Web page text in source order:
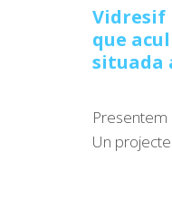
Vidresif
que
situada
Presentem
Un